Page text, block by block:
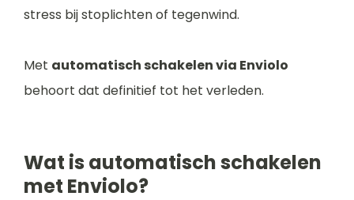
stress bij stoplichten of tegenwind.
Met automatisch schakelen via Enviolo
behoort dat definitief tot het verleden.
Wat is automatisch schakelen
met Enviolo?